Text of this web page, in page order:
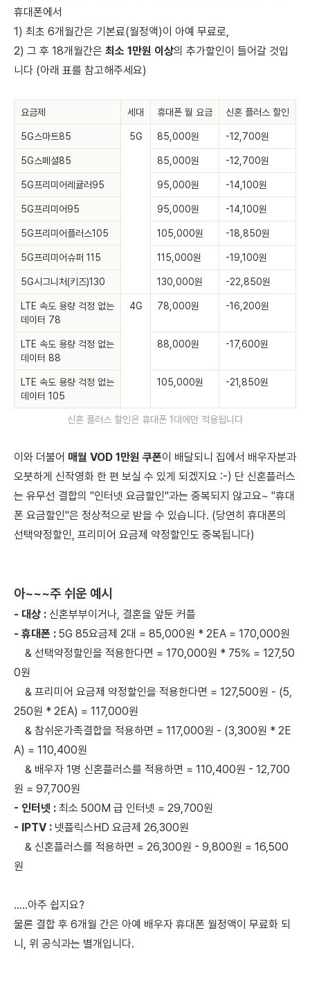
휴대폰에서
1) 최초 6개월간은 기본료(월정액)이 아예 무료로,
2) 그 후 18개월간은 최소 1만원 이상의 추가할인이 들어갈 것입
니다 (아래 표를 참고해주세요)
요금제 세대 휴대폰 월 요금 신혼 플러스 할인
5G스마트85 5G 85,000원 -12,700원
5G스페셜85 85,000원 -12,700원
5G프리미어레귤러95 95,000원 -14,100원
5G프리미어95 95,000원 -14,100원
5G프리미어플러스105 105,000원 -18,850원
5G프리미어슈퍼 115 115,000원 -19,100원
5G시그니처(키즈)130 130,000원 -22,850원
LTE 속도 용량 걱정 없는
데이터 78
4G 78,000원 -16,200원
LTE 속도 용량 걱정 없는
데이터 88
88,000원 -17,600원
LTE 속도 용량 걱정 없는
데이터 105
105,000원 -21,850원
신혼 플러스 할인은 휴대폰 1대에만 적용됩니다
이와 더불어 매월 VOD 1만원 쿠폰이 배달되니 집에서 배우자분과
오붓하게 신작영화 한 편 보실 수 있게 되겠지요 :-) 단 신혼플러스
는 유무선 결합의 "인터넷 요금할인"과는 중복되지 않고요~ "휴대
폰 요금할인"은 정상적으로 받을 수 있습니다. (당연히 휴대폰의
선택약정할인, 프리미어 요금제 약정할인도 중복됩니다)
아~~~주 쉬운 예시
- 대상 : 신혼부부이거나, 결혼을 앞둔 커플
- 휴대폰 : 5G 85요금제 2대 = 85,000원 * 2EA = 170,000원
& 선택약정할인을 적용한다면 = 170,000원 * 75% = 127,50
0원
& 프리미어 요금제 약정할인을 적용한다면 = 127,500원 - (5,
250원 * 2EA) = 117,000원
& 참쉬운가족결합을 적용하면 = 117,000원 - (3,300원 * 2E
A) = 110,400원
& 배우자 1명 신혼플러스를 적용하면 = 110,400원 - 12,700
원 = 97,700원
- 인터넷 : 최소 500M 급 인터넷 = 29,700‬원
- IPTV : 넷플릭스HD 요금제 26,300원
& 신혼플러스를 적용하면 = 26,300원 - 9,800원 = 16,500
원
.....아주 쉽지요?
물론 결합 후 6개월 간은 아예 배우자 휴대폰 월정액이 무료화 되
니, 위 공식과는 별개입니다.